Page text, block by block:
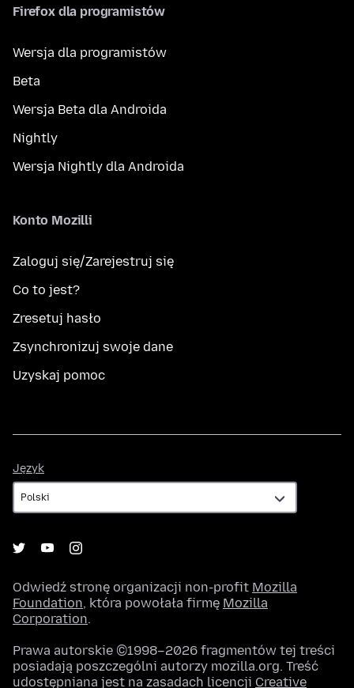
Firefox dla programistów
Wersja dla programistów
Beta
Wersja Beta dla Androida
Nightly
Wersja Nightly dla Androida
Konto Mozilli
Zaloguj się/Zarejestruj się
Co to jest?
Zresetuj hasło
Zsynchronizuj swoje dane
Uzyskaj pomoc
Język
Odwiedź stronę organizacji non-profit Mozilla
Foundation, która powołała firmę Mozilla
Corporation.
Prawa autorskie ©1998–2026 fragmentów tej treści
posiadają poszczególni autorzy mozilla.org. Treść
udostępniana jest na zasadach licencji Creative